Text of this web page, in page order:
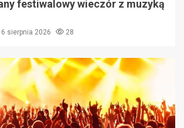
festiwalowy wieczór z muzyką
6 sierpnia 2026 28